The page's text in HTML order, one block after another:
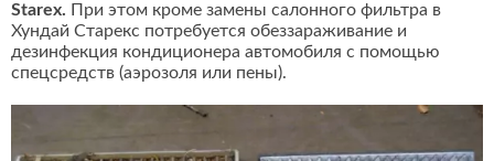
Starex. При этом кроме замены салонного фильтра в
Хундай Старекс потребуется обеззараживание и
дезинфекция кондиционера автомобиля с помощью
спецсредств (аэрозоля или пены).